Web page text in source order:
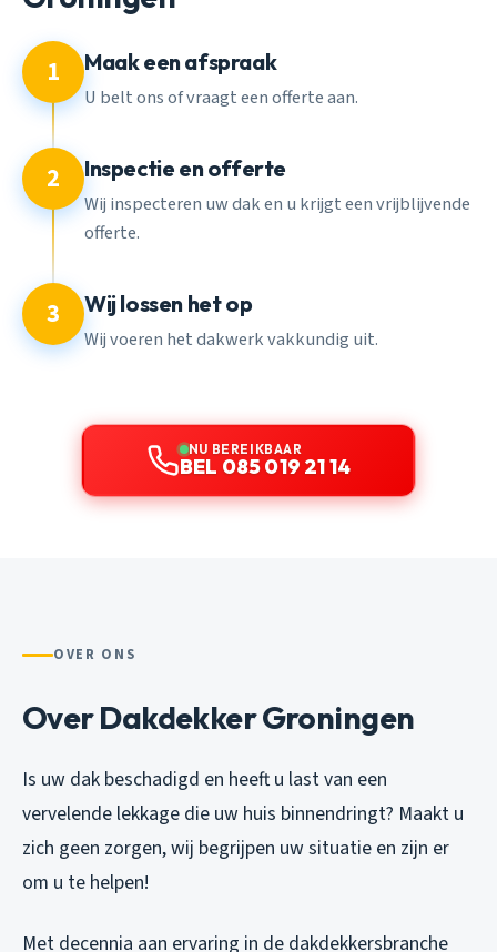
1 Maak een afspraak
U belt ons of vraagt een offerte aan.
2 Inspectie en offerte
Wij inspecteren uw dak en u krijgt een vrijblijvende
offerte.
3 Wij lossen het op
Wij voeren het dakwerk vakkundig uit.
NU BEREIKBAAR
BEL 085 019 21 14
OVER ONS
Over Dakdekker Groningen
Is uw dak beschadigd en heeft u last van een
vervelende lekkage die uw huis binnendringt? Maakt u
zich geen zorgen, wij begrijpen uw situatie en zijn er
om u te helpen!
Met decennia aan ervaring in de dakdekkersbranche